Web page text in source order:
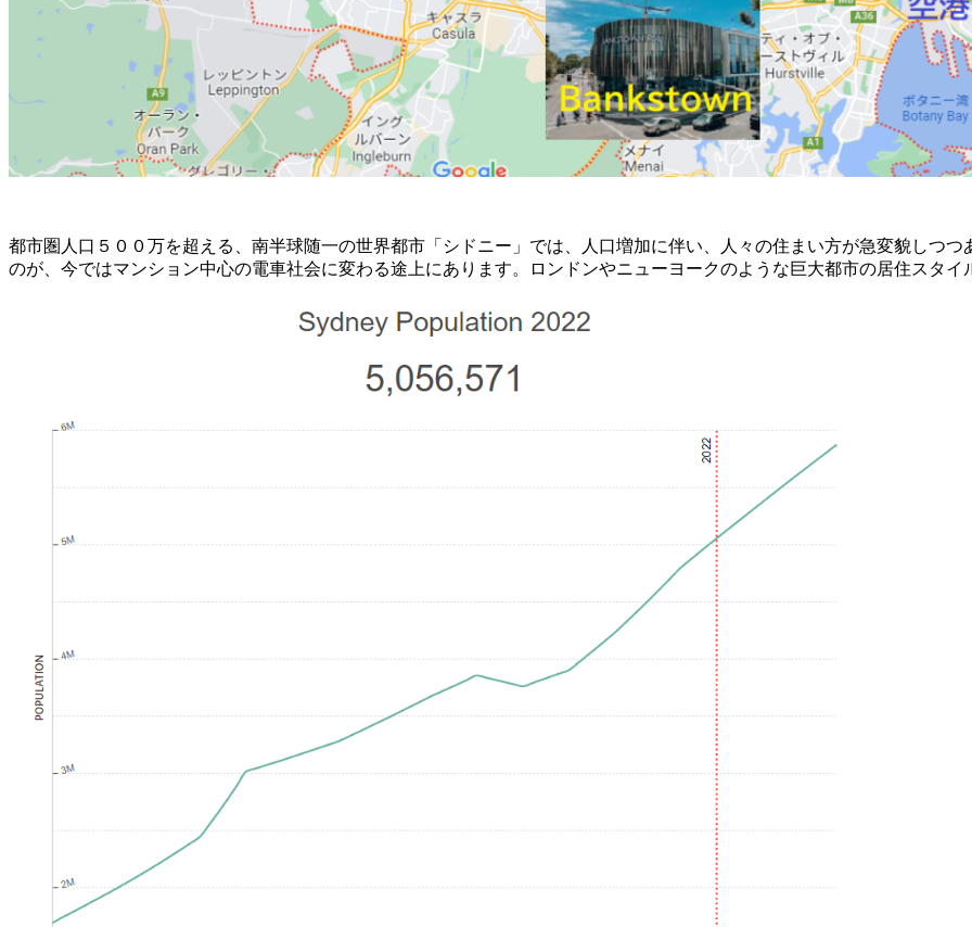
都市圏人口５００万を超える、南半球随一の世界都市「シドニー」では、人口増加に伴い、人々の住まい方が急変貌しつ
のが、今ではマンション中心の電車社会に変わる途上にあります。ロンドンやニューヨークのような巨大都市の居住スタイ